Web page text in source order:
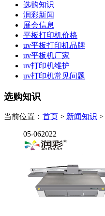
选购知识
润彩新闻
展会信息
平板打印机价格
uv平板打印机品牌
uv平板机厂家
uv打印机维护
uv打印机常见问题
选购知识
当前位置： 首页 > 新闻知识 >
05-062022